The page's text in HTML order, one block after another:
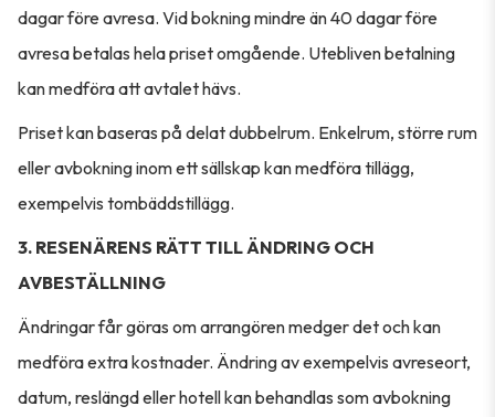
dagar före avresa. Vid bokning mindre än 40 dagar före
avresa betalas hela priset omgående. Utebliven betalning
kan medföra att avtalet hävs.
Priset kan baseras på delat dubbelrum. Enkelrum, större rum
eller avbokning inom ett sällskap kan medföra tillägg,
exempelvis tombäddstillägg.
3. RESENÄRENS RÄTT TILL ÄNDRING OCH
AVBESTÄLLNING
Ändringar får göras om arrangören medger det och kan
medföra extra kostnader. Ändring av exempelvis avreseort,
datum, reslängd eller hotell kan behandlas som avbokning